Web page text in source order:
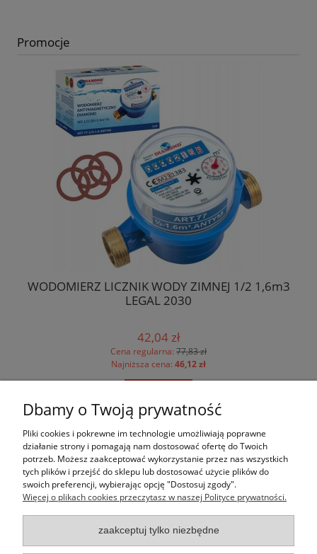
Promocje
WODOMIERZ LICZNIK WODY ZIMNEJ 1/2 1,6m3
LEGAL 2030
42,04 zł
Cena regularna: 77,83 zł
Najniższa cena: 46,12 zł
Pomoc
Moje konto
Płatności i dostawa
Informacje
Dbamy o Twoją prywatność
Pliki cookies i pokrewne im technologie umożliwiają poprawne
działanie strony i pomagają nam dostosować ofertę do Twoich
potrzeb. Możesz zaakceptować wykorzystanie przez nas wszystkich
tych plików i przejść do sklepu lub dostosować użycie plików do
swoich preferencji, wybierając opcję "Dostosuj zgody".
Więcej o plikach cookies przeczytasz w naszej Polityce prywatności.
zaakceptuj tylko niezbędne